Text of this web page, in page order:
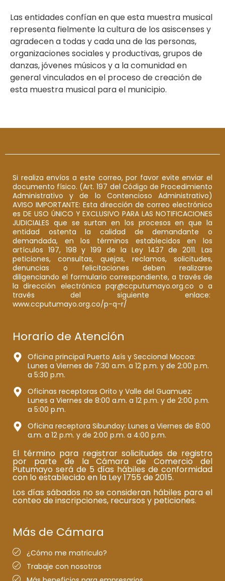
Las entidades confían en que esta muestra musical
representa fielmente la cultura de los asiscenses y
agradecen a todas y cada una de las personas,
organizaciones sociales y productivas, grupos de
danzas, jóvenes músicos y a la comunidad en
general vinculados en el proceso de creación de
esta muestra musical para el municipio.
Si realiza envíos a este correo, por favor evite enviar el
documento físico. (Art. 197 del Código de Procedimiento
Administrativo y de lo Contencioso Administrativo)
AVISO IMPORTANTE: Esta dirección de correo electrónico
es DE USO ÚNICO Y EXCLUSIVO PARA LAS NOTIFICACIONES
JUDICIALES que se surtan en los procesos en que la
entidad ostenta la calidad de demandante o
demandada, en los términos establecidos en los
artículos 197, 198 y 199 de la Ley 1437 de 2011. Las
peticiones, consultas, quejas, reclamos, solicitudes,
denuncias o felicitaciones deben realizarse
diligenciando el formulario correspondiente, a través de
la dirección electrónica pqr@ccputumayo.org.co o a
través del siguiente enlace:
www.ccputumayo.org.co/p-q-r/
Horario de Atención
Oficina principal Puerto Asís y Seccional Mocoa:
Lunes a Viernes de 7:30 a.m. a 12 p.m. y de 2:00 p.m.
a 5:30 p.m.
Oficinas receptoras Orito y Valle del Guamuez:
Lunes a Viernes de 8:00 a.m. a 12 p.m. y de 2:00 p.m.
a 5:00 p.m.
Oficina receptora Sibundoy: Lunes a Viernes de 8:00
a.m. a 12 p.m. y de 2:00 p.m. a 4:00 p.m.
El término para registrar solicitudes de registro
por parte de la Cámara de Comercio del
Putumayo será de 5 días hábiles de conformidad
con lo establecido en la Ley 1755 de 2015.
Los días sábados no se consideran hábiles para el
conteo de inscripciones, recursos y peticiones.
Más de Cámara
¿Cómo me matriculo?
Trabaje con nosotros